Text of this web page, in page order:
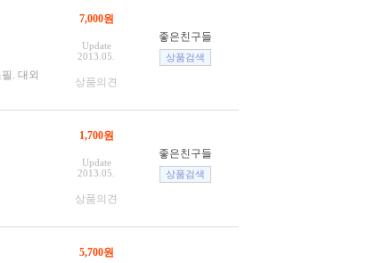
. 대외
7,000원
Update
2013.05.
상품의견
좋은친구들
1,700원
Update
2013.05.
상품의견
좋은친구들
5,700원